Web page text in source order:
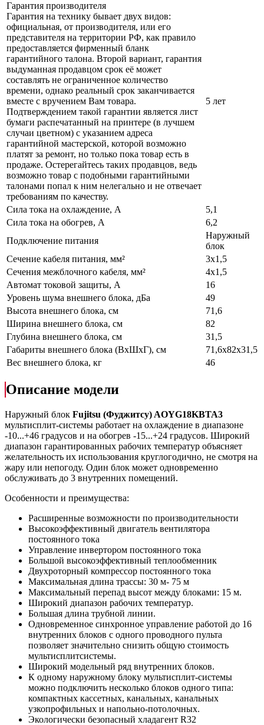
Гарантия производителя
Гарантия на технику бывает двух видов:
официальная, от производителя, или его
представителя на территории РФ, как правило
предоставляется фирменный бланк
гарантийного талона. Второй вариант, гарантия
выдуманная продавцом срок её может
составлять не ограниченное количество
времени, однако реальный срок заканчивается
вместе с вручением Вам товара.
Подтверждением такой гарантии является лист
бумаги распечатанный на принтере (в лучшем
случаи цветном) с указанием адреса
гарантийной мастерской, которой возможно
платят за ремонт, но только пока товар есть в
продаже. Остерегайтесь таких продавцов, ведь
возможно товар с подобными гарантийными
талонами попал к ним нелегально и не отвечает
требованиям по качеству.
5 лет
Сила тока на охлаждение, А
5,1
Сила тока на обогрев, А
6,2
Подключение питания
Наружный
блок
Сечение кабеля питания, мм²
3х1,5
Сечения межблочного кабеля, мм²
4х1,5
Автомат токовой защиты, А
16
Уровень шума внешнего блока, дБа
49
Высота внешнего блока, см
71,6
Ширина внешнего блока, см
82
Глубина внешнего блока, см
31,5
Габариты внешнего блока (ВхШхГ), см
71,6х82х31,5
Вес внешнего блока, кг
46
Описание модели
Наружный блок Fujitsu (Фуджитсу) AOYG18KBTA3
мультисплит-системы работает на охлаждение в диапазоне
-10...+46 градусов и на обогрев -15...+24 градусов. Широкий
диапазон гарантированных рабочих температур объясняет
желательность их использования круглогодично, не смотря на
жару или непогоду. Один блок может одновременно
обслуживать до 3 внутренних помещений.
Особенности и преимущества:
Расширенные возможности по производительности
Высокоэффективный двигатель вентилятора
постоянного тока
Управление инвертором постоянного тока
Большой высокоэффективный теплообменник
Двухроторный компрессор постоянного тока
Максимальная длина трассы: 30 м- 75 м
Максимальный перепад высот между блоками: 15 м.
Широкий диапазон рабочих температур.
Большая длина трубной линии.
Одновременное синхронное управление работой до 16
внутренних блоков с одного проводного пульта
позволяет значительно снизить общую стоимость
мультисплитсистемы.
Широкий модельный ряд внутренних блоков.
К одному наружному блоку мультисплит-системы
можно подключить несколько блоков одного типа:
компактных кассетных, канальных, канальных
узкопрофильных и напольно-потолочных.
Экологически безопасный хладагент R32